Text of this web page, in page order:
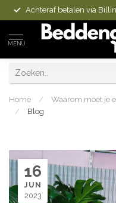
Achteraf betalen via
MENU
Home /
Waarom moet je
/
Blog
16
JUN
2023